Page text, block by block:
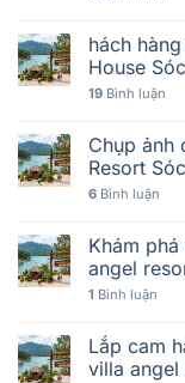
hách
House
19 Bình luận
Chụp ảnh
Resort
6 Bình luận
Khám
angel
1 Bình luận
Lắp cam
villa angel